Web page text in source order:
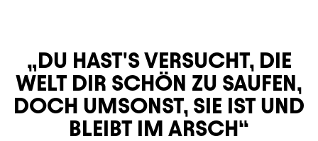
DU HAST'S VERSUCHT, DIE
WELT DIR SCHÖN ZU SAUFEN,
DOCH UMSONST, SIE IST UND
BLEIBT IM ARSCH